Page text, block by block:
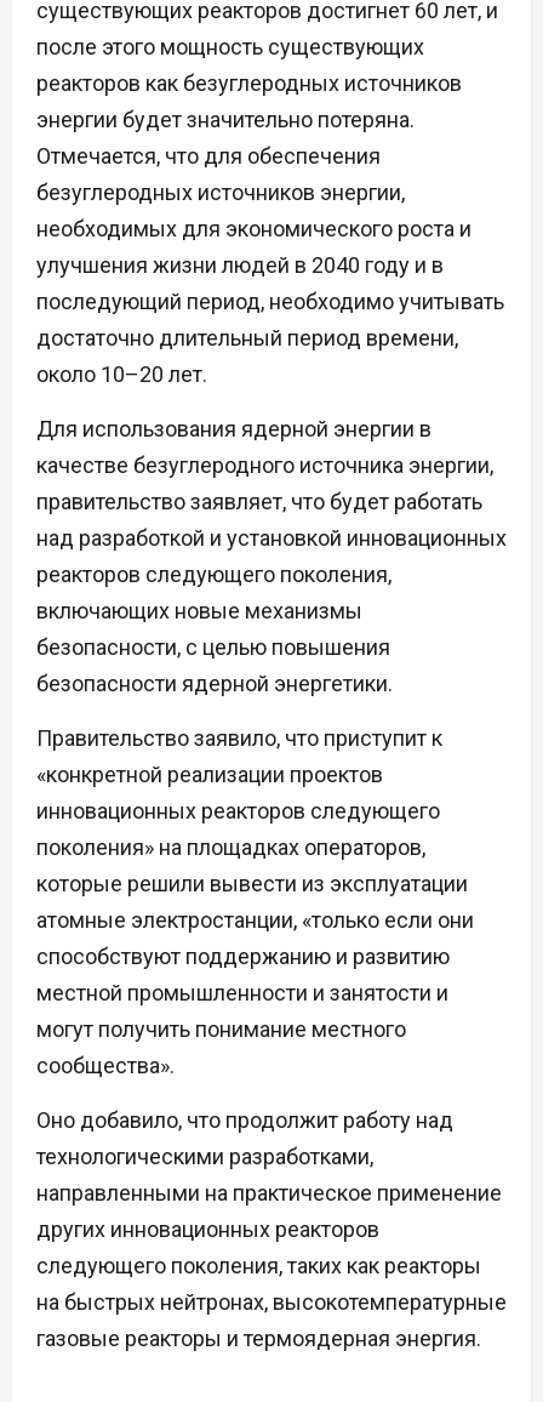
существующих реакторов достигнет 60 лет, и
после этого мощность существующих
реакторов как безуглеродных источников
энергии будет значительно потеряна.
Отмечается, что для обеспечения
безуглеродных источников энергии,
необходимых для экономического роста и
улучшения жизни людей в 2040 году и в
последующий период, необходимо учитывать
достаточно длительный период времени,
около 10–20 лет.
Для использования ядерной энергии в
качестве безуглеродного источника энергии,
правительство заявляет, что будет работать
над разработкой и установкой инновационных
реакторов следующего поколения,
включающих новые механизмы
безопасности, с целью повышения
безопасности ядерной энергетики.
Правительство заявило, что приступит к
«конкретной реализации проектов
инновационных реакторов следующего
поколения» на площадках операторов,
которые решили вывести из эксплуатации
атомные электростанции, «только если они
способствуют поддержанию и развитию
местной промышленности и занятости и
могут получить понимание местного
сообщества».
Оно добавило, что продолжит работу над
технологическими разработками,
направленными на практическое применение
других инновационных реакторов
следующего поколения, таких как реакторы
на быстрых нейтронах, высокотемпературные
газовые реакторы и термоядерная энергия.